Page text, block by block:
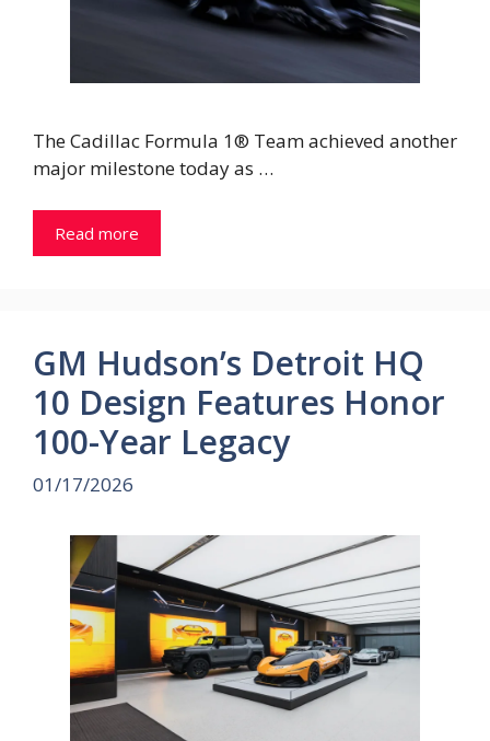
The Cadillac Formula 1® Team achieved another
major milestone today as …
Read more
GM Hudson’s Detroit HQ
10 Design Features Honor
100-Year Legacy
01/17/2026